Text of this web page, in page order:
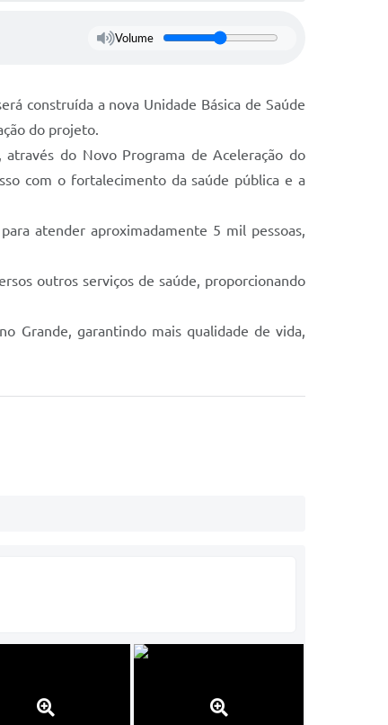
Volume
construída a nova Unidade Básica de Saúde
do projeto.
do Novo Programa de Aceleração do
com o fortalecimento da saúde pública e a
atender aproximadamente 5 mil pessoas,
outros serviços de saúde, proporcionando
Grande, garantindo mais qualidade de vida,